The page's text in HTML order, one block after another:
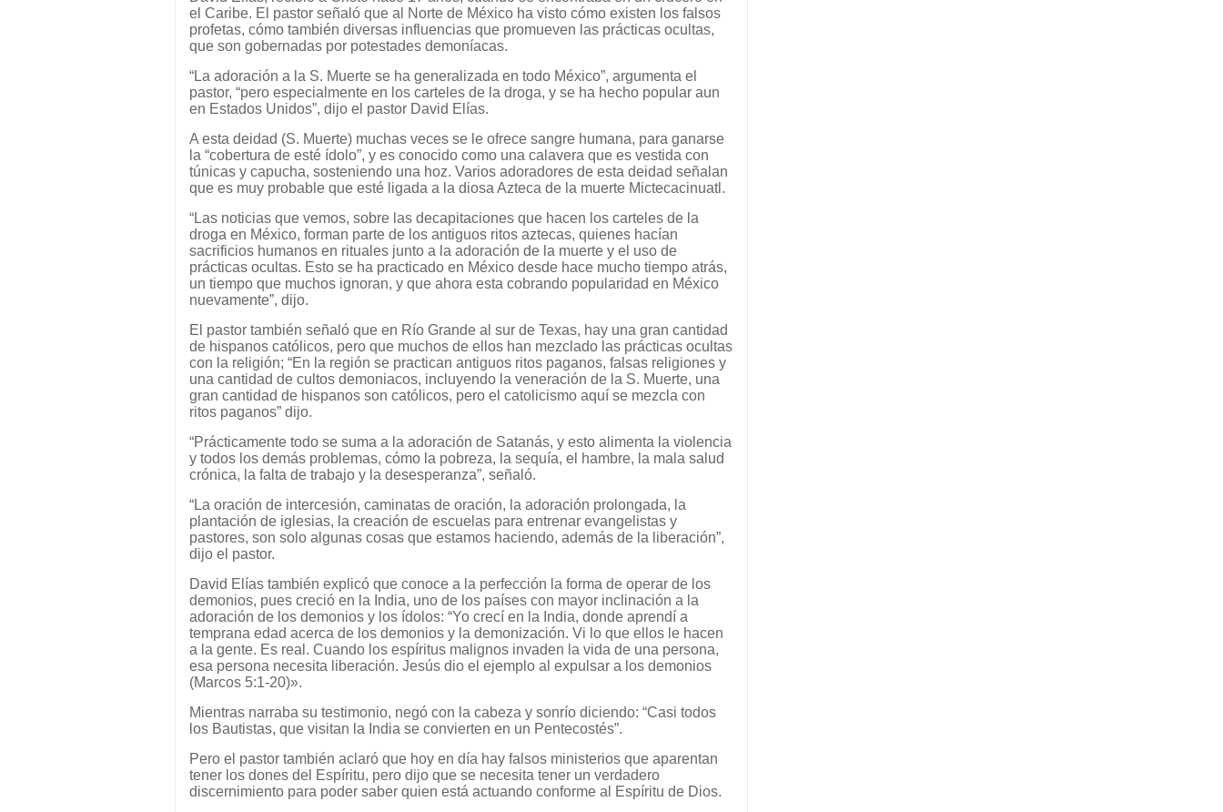
el Caribe. El pastor señaló que al Norte de México ha visto cómo existen los falsos
profetas, cómo también diversas influencias que promueven las prácticas ocultas,
que son gobernadas por potestades demoníacas.
“La adoración a la S. Muerte se ha generalizada en todo México”, argumenta el
pastor, “pero especialmente en los carteles de la droga, y se ha hecho popular aun
en Estados Unidos”, dijo el pastor David Elías.
A esta deidad (S. Muerte) muchas veces se le ofrece sangre humana, para ganarse
la “cobertura de esté ídolo”, y es conocido como una calavera que es vestida con
túnicas y capucha, sosteniendo una hoz. Varios adoradores de esta deidad señalan
que es muy probable que esté ligada a la diosa Azteca de la muerte Mictecacinuatl.
“Las noticias que vemos, sobre las decapitaciones que hacen los carteles de la
droga en México, forman parte de los antiguos ritos aztecas, quienes hacían
sacrificios humanos en rituales junto a la adoración de la muerte y el uso de
prácticas ocultas. Esto se ha practicado en México desde hace mucho tiempo atrás,
un tiempo que muchos ignoran, y que ahora esta cobrando popularidad en México
nuevamente”, dijo.
El pastor también señaló que en Río Grande al sur de Texas, hay una gran cantidad
de hispanos católicos, pero que muchos de ellos han mezclado las prácticas ocultas
con la religión; “En la región se practican antiguos ritos paganos, falsas religiones y
una cantidad de cultos demoniacos, incluyendo la veneración de la S. Muerte, una
gran cantidad de hispanos son católicos, pero el catolicismo aquí se mezcla con
ritos paganos” dijo.
“Prácticamente todo se suma a la adoración de Satanás, y esto alimenta la violencia
y todos los demás problemas, cómo la pobreza, la sequía, el hambre, la mala salud
crónica, la falta de trabajo y la desesperanza”, señaló.
“La oración de intercesión, caminatas de oración, la adoración prolongada, la
plantación de iglesias, la creación de escuelas para entrenar evangelistas y
pastores, son solo algunas cosas que estamos haciendo, además de la liberación”,
dijo el pastor.
David Elías también explicó que conoce a la perfección la forma de operar de los
demonios, pues creció en la India, uno de los países con mayor inclinación a la
adoración de los demonios y los ídolos: “Yo crecí en la India, donde aprendí a
temprana edad acerca de los demonios y la demonización. Vi lo que ellos le hacen
a la gente. Es real. Cuando los espíritus malignos invaden la vida de una persona,
esa persona necesita liberación. Jesús dio el ejemplo al expulsar a los demonios
(Marcos 5:1-20)».
Mientras narraba su testimonio, negó con la cabeza y sonrío diciendo: “Casi todos
los Bautistas, que visitan la India se convierten en un Pentecostés”.
Pero el pastor también aclaró que hoy en día hay falsos ministerios que aparentan
tener los dones del Espíritu, pero dijo que se necesita tener un verdadero
discernimiento para poder saber quien está actuando conforme al Espíritu de Dios.